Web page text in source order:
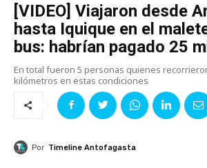
[VIDEO] Viajaron desde
hasta Iquique en el
bus: habrían pagado 25
En total fueron 5 personas quienes
kilómetros en estas condiciones
Por Timeline Antofagasta